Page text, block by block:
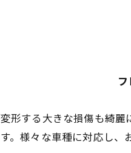
形する大きな損傷も綺
。様々な車種に対応し